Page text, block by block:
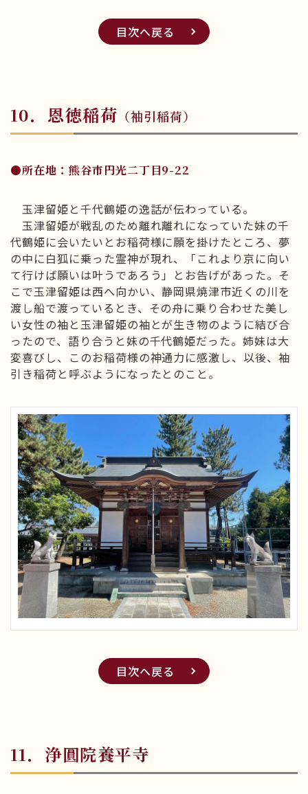
目次へ戻る
10．恩徳稲荷 （袖引稲荷）
●所在地：熊谷市円光二丁目9-22
玉津留姫と千代鶴姫の逸話が伝わっている。
玉津留姫が戦乱のため離れ離れになっていた妹の千
代鶴姫に会いたいとお稲荷様に願を掛けたところ、夢
の中に白狐に乗った霊神が現れ、「これより京に向い
て行けば願いは叶うであろう」とお告げがあった。そ
こで玉津留姫は西へ向かい、静岡県焼津市近くの川を
渡し船で渡っているとき、その舟に乗り合わせた美し
い女性の袖と玉津留姫の袖とが生き物のように結び合
ったので、語り合うと妹の千代鶴姫だった。姉妹は大
変喜びし、このお稲荷様の神通力に感激し、以後、袖
引き稲荷と呼ぶようになったとのこと。
目次へ戻る
11．浄圓院養平寺